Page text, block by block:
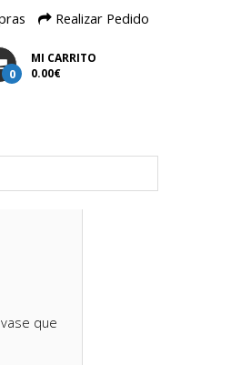
Realizar Pedido
MI CARRITO
0 0.00€
que